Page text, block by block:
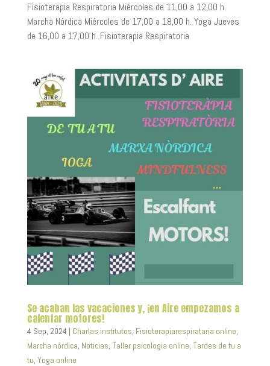
Fisioterapia Respiratoria Miércoles de 11,00 a 12,00 h.
Marcha Nórdica Miércoles de 17,00 a 18,00 h. Yoga Jueves
de 16,00 a 17,00 h. Fisioterapia Respiratoria
Se acaban las vacaciones y, ¡en Aire empezamos a
calentar motores!
4 Sep, 2024 | Charlas institutos Fisioterapiarespirataria online
Marcha nórdica Noticias Taller psicologia online Tardes de tu a
tu Yoga online